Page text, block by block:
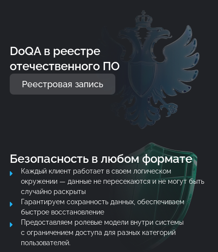
DoQA в реестре
отечественного ПО
Реестровая запись
Безопасность в любом формате
Каждый клиент работает в своем логическом
окружении — данные не пересекаются и не могут быть
случайно раскрыты
Гарантируем сохранность данных, обеспечиваем
быстрое восстановление
Предоставляем ролевые модели внутри системы
с ограничением доступа для разных категорий
пользователей.